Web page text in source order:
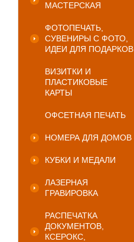
МАСТЕРСКАЯ
ФОТОПЕЧАТЬ,
СУВЕНИРЫ С ФОТО,
ИДЕИ ДЛЯ ПОДАРКОВ
ВИЗИТКИ И
ПЛАСТИКОВЫЕ
КАРТЫ
ОФСЕТНАЯ ПЕЧАТЬ
НОМЕРА ДЛЯ ДОМОВ
КУБКИ И МЕДАЛИ
ЛАЗЕРНАЯ
ГРАВИРОВКА
РАСПЕЧАТКА
ДОКУМЕНТОВ,
КСЕРОКС,